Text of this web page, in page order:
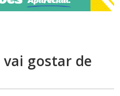
gostar de